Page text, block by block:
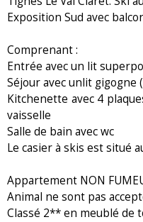
Exposition Sud avec
Comprenant :
Entrée avec un lit
Séjour avec unlit
Kitchenette avec 4
vaisselle
Salle de bain avec wc
Le casier à skis est situé
Appartement NON
Animal ne sont pas
Classé 2** en meublé de